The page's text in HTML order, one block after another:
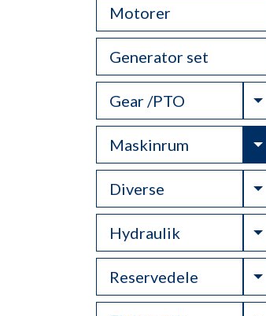
Motorer
Generator set
Gear /PTO
Maskinrum
Diverse
Hydraulik
Reservedele